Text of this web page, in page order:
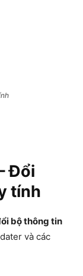
Đổi
tính
bộ thông tin
và các